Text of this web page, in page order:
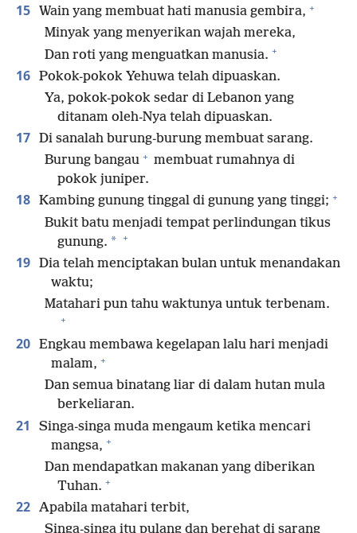
15 Wain yang membuat hati manusia gembira, +
Minyak yang menyerikan wajah mereka,
Dan roti yang menguatkan manusia. +
16 Pokok-pokok Yehuwa telah dipuaskan.
Ya, pokok-pokok sedar di Lebanon yang
ditanam oleh-Nya telah dipuaskan.
17 Di sanalah burung-burung membuat sarang.
Burung bangau + membuat rumahnya di
pokok juniper.
18 Kambing gunung tinggal di gunung yang tinggi; +
Bukit batu menjadi tempat perlindungan tikus
gunung. * +
19 Dia telah menciptakan bulan untuk menandakan
waktu;
Matahari pun tahu waktunya untuk terbenam.
+
20 Engkau membawa kegelapan lalu hari menjadi
malam, +
Dan semua binatang liar di dalam hutan mula
berkeliaran.
21
Singa-singa muda mengaum ketika mencari
mangsa, +
Dan mendapatkan makanan yang diberikan
Tuhan. +
22 Apabila matahari terbit,
Singa-singa itu pulang dan berehat di sarang